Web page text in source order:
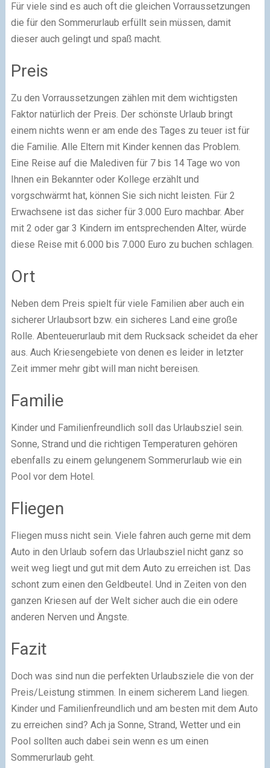
Für viele sind es auch oft die gleichen Vorraussetzungen
die für den Sommerurlaub erfüllt sein müssen, damit
dieser auch gelingt und spaß macht.
Preis
Zu den Vorraussetzungen zählen mit dem wichtigsten
Faktor natürlich der Preis. Der schönste Urlaub bringt
einem nichts wenn er am ende des Tages zu teuer ist für
die Familie. Alle Eltern mit Kinder kennen das Problem.
Eine Reise auf die Malediven für 7 bis 14 Tage wo von
Ihnen ein Bekannter oder Kollege erzählt und
vorgschwärmt hat, können Sie sich nicht leisten. Für 2
Erwachsene ist das sicher für 3.000 Euro machbar. Aber
mit 2 oder gar 3 Kindern im entsprechenden Alter, würde
diese Reise mit 6.000 bis 7.000 Euro zu buchen schlagen.
Ort
Neben dem Preis spielt für viele Familien aber auch ein
sicherer Urlaubsort bzw. ein sicheres Land eine große
Rolle. Abenteuerurlaub mit dem Rucksack scheidet da eher
aus. Auch Kriesengebiete von denen es leider in letzter
Zeit immer mehr gibt will man nicht bereisen.
Familie
Kinder und Familienfreundlich soll das Urlaubsziel sein.
Sonne, Strand und die richtigen Temperaturen gehören
ebenfalls zu einem gelungenem Sommerurlaub wie ein
Pool vor dem Hotel.
Fliegen
Fliegen muss nicht sein. Viele fahren auch gerne mit dem
Auto in den Urlaub sofern das Urlaubsziel nicht ganz so
weit weg liegt und gut mit dem Auto zu erreichen ist. Das
schont zum einen den Geldbeutel. Und in Zeiten von den
ganzen Kriesen auf der Welt sicher auch die ein odere
anderen Nerven und Ängste.
Fazit
Doch was sind nun die perfekten Urlaubsziele die von der
Preis/Leistung stimmen. In einem sicherem Land liegen.
Kinder und Familienfreundlich und am besten mit dem Auto
zu erreichen sind? Ach ja Sonne, Strand, Wetter und ein
Pool sollten auch dabei sein wenn es um einen
Sommerurlaub geht.